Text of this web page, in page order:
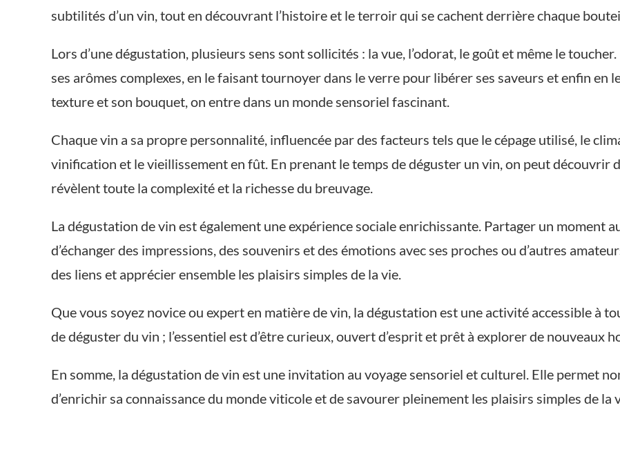
subtilités d’un vin, tout en découvrant l’histoire et le terroir qui se cachent derrière chaque
Lors d’une dégustation, plusieurs sens sont sollicités : la vue, l’odorat, le goût et même le
ses arômes complexes, en le faisant tournoyer dans le verre pour libérer ses saveurs et enfin en
texture et son bouquet, on entre dans un monde sensoriel fascinant.
Chaque vin a sa propre personnalité, influencée par des facteurs tels que le cépage utilisé, le
vinification et le vieillissement en fût. En prenant le temps de déguster un vin, on peut découvrir
révèlent toute la complexité et la richesse du breuvage.
La dégustation de vin est également une expérience sociale enrichissante. Partager un moment
d’échanger des impressions, des souvenirs et des émotions avec ses proches ou d’autres
des liens et apprécier ensemble les plaisirs simples de la vie.
Que vous soyez novice ou expert en matière de vin, la dégustation est une activité accessible à
de déguster du vin ; l’essentiel est d’être curieux, ouvert d’esprit et prêt à explorer de nouveaux
En somme, la dégustation de vin est une invitation au voyage sensoriel et culturel. Elle permet
d’enrichir sa connaissance du monde viticole et de savourer pleinement les plaisirs simples de la